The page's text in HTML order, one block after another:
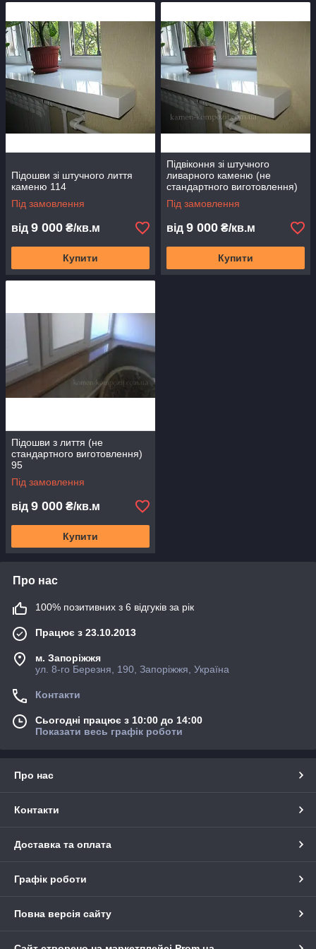
2. Нестандартні це ті які за своїми габаритами і кромки
не вписуються в характеристики стандартних ( ширина
600 мм, довжина більше 2500 мм, товщина 25 мм,
радіуси, скоси і інші елементи)
На фотографіях нижче ви можете подивитися варіанти
виконання.
приклади стандартних підвіконь зі скошеними кутами
(перший варіант кутів)
все під 90 градусів )
Підошви зі штучного лиття
каменю 114
Під замовлення
від 9 000 ₴/кв.м
Купити
Підвіконня зі штучного
ливарного каменю (не
стандартного виготовлення)
113
Під замовлення
від 9 000 ₴/кв.м
Купити
Підошви з лиття (не
стандартного виготовлення)
95
Під замовлення
від 9 000 ₴/кв.м
Купити
Про нас
100% позитивних з 6 відгуків за рік
Працює з 23.10.2013
м. Запоріжжя
ул. 8-го Березня, 190, Запоріжжя, Україна
Контакти
Сьогодні працює з 10:00 до 14:00
Показати весь графік роботи
Про нас
Контакти
Доставка та оплата
Графік роботи
Повна версія сайту